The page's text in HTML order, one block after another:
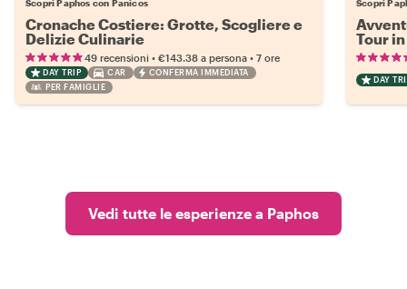
Scopri Paphos con Panicos
Cronache Costiere: Grotte, Scogliere e
Delizie Culinarie
49 recensioni • €143.38 a persona • 7 ore
DAY TRIP CAR
CONFERMA IMMEDIATA
PER FAMIGLIE
Scopri
Tour
DAY
Vedi tutte le esperienze a Paphos